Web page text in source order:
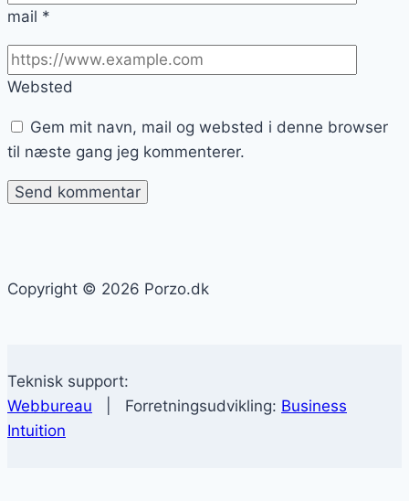
mail *
Websted
Gem mit navn, mail og websted i denne browser
til næste gang jeg kommenterer.
Copyright © 2026 Porzo.dk
Teknisk support:
Webbureau | Forretningsudvikling: Business
Intuition